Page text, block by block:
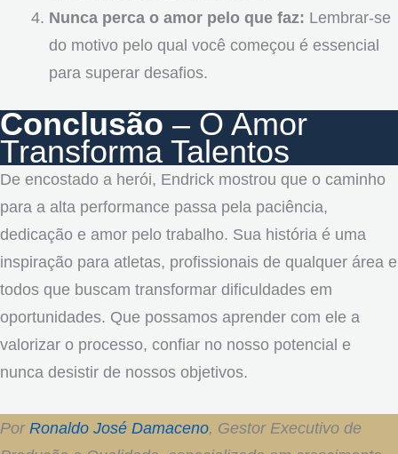
Nunca perca o amor pelo que faz: Lembrar-se
do motivo pelo qual você começou é essencial
para superar desafios.
Conclusão – O Amor
Transforma Talentos
De encostado a herói, Endrick mostrou que o caminho
para a alta performance passa pela paciência,
dedicação e amor pelo trabalho. Sua história é uma
inspiração para atletas, profissionais de qualquer área e
todos que buscam transformar dificuldades em
oportunidades. Que possamos aprender com ele a
valorizar o processo, confiar no nosso potencial e
nunca desistir de nossos objetivos.
PorRonaldo José Damaceno, Gestor Executivo de